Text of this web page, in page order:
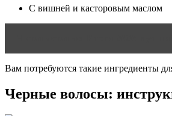
С вишней и касторовым маслом
Вам потребуются такие ингредиенты
Черные волосы: